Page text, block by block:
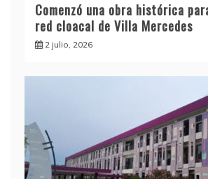
Comenzó una obra histórica
red cloacal de Villa Mercedes
2 julio, 2026